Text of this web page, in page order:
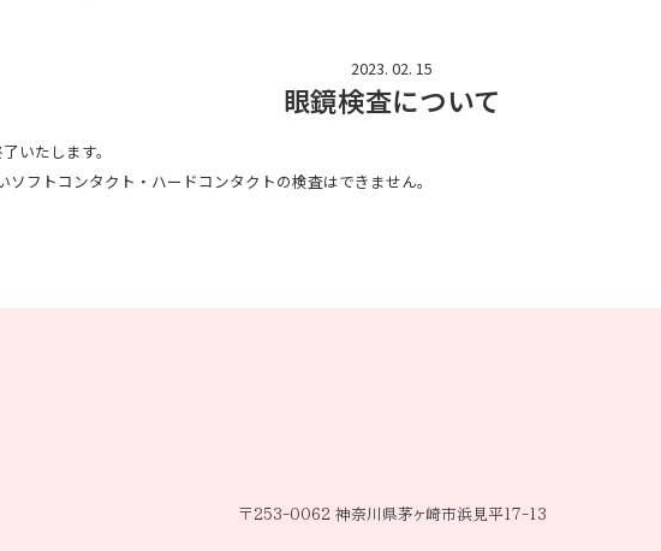
2023. 02. 15
眼鏡検査について
いたします。
フトコンタクト・ハードコンタクトの検査はできません。
〒253-0062 神奈川県茅ヶ崎市浜見平17-13